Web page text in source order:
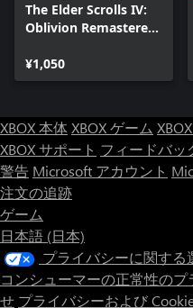
The Elder Scrolls IV:
Oblivion Remastered
Upgrade
¥1,050
XBOX 本体XBOX ゲーム
XBOX サポート フィードバッ
警告 Microsoft アカウント
注文の追跡
ゲーム
日本語 (日本)
プライバシーに関する
コンシューマーの正常性のプ
せ プライバシーおよび